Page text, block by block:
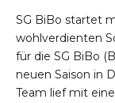
SG BiBo startet
wohlverdienten
für die SG BiBo
neuen Saison in
Team lief mit